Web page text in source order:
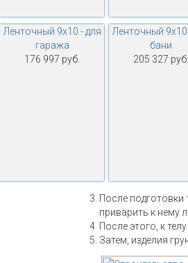
Ленточный 9х10 - для
гаража
176 997 руб.
Ленточный 9х10
бани
205 327 руб.
После подготовки
приварить к нему
После этого, к
Затем, изделия